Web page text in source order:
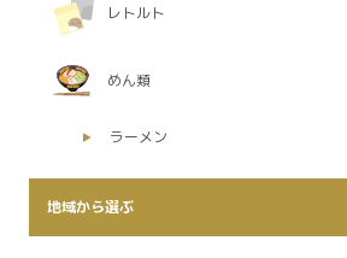
レトルト
めん類
ラーメン
地域から選ぶ